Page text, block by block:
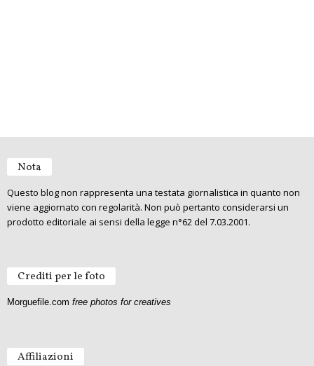
Nota
Questo blog non rappresenta una testata giornalistica in quanto non
viene aggiornato con regolarità. Non può pertanto considerarsi un
prodotto editoriale ai sensi della legge n°62 del 7.03.2001.
Crediti per le foto
Morguefile.com free photos for creatives
Affiliazioni